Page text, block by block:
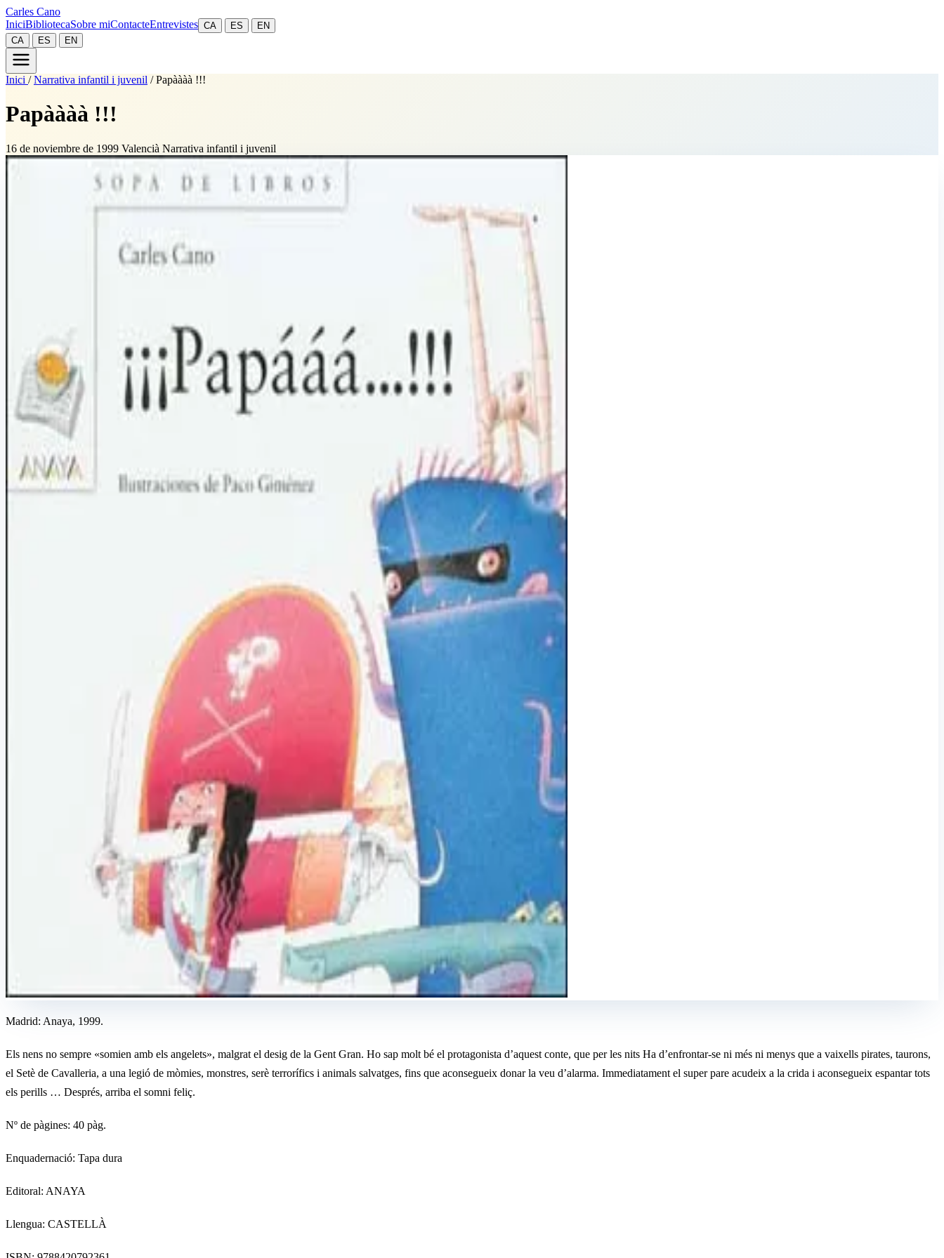
Carles Cano
IniciBibliotecaSobre miContacteEntrevistes CA ES
EN
CA
ES EN
Inici / Narrativa infantil i juvenil / Papàààà !!!
Papàààà !!!
16 de noviembre de 1999 Valencià Narrativa infantil i juvenil
Madrid: Anaya, 1999.
Els nens no sempre «somien amb els angelets», malgrat el desig de la Gent Gran. Ho sap molt bé el protagonista d’aquest conte, que per les nits Ha d’enfrontar-se ni més ni menys que a vaixells pirates, taurons,
el Setè de Cavalleria, a una legió de mòmies, monstres, serè terrorífics i animals salvatges, fins que aconsegueix donar la veu d’alarma. Immediatament el super pare acudeix a la crida i aconsegueix espantar tots
els perills … Després, arriba el somni feliç.
Nº de pàgines: 40 pàg.
Enquadernació: Tapa dura
Editoral: ANAYA
Llengua: CASTELLÀ